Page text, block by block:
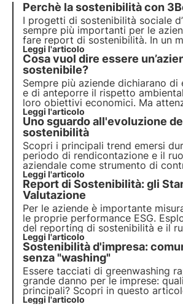
Perchè la sostenibilità con
I progetti di sostenibilità sociale
sempre più importanti per le
fare report di sostenibilità. In un
limitate e forti disuguaglianze,
attori che richiedono alle aziende
attivamente.
Leggi l'articolo
Cosa vuol dire essere
sostenibile?
Sempre più aziende dichiarano di
e di anteporre il rispetto
loro obiettivi economici. Ma
tutto oro quel che luccica. Serve
qualchesaltuaria azione “green”e
comunicazione efficace per
sostenibile.
Leggi l'articolo
Uno sguardo all'evoluzione
sostenibilità
Scopri i principali trend emersi
periodo di rendicontazione e il
aziendale come strumento di
Approfondisci il tema consultando
white paperdi 3Bee.
Leggi l'articolo
Report di Sostenibilità: gli
Valutazione
Per le aziende è importante
le proprie performance ESG.
del reporting di sostenibilità e il
standard nel raggiungimento della
Scopri l'approccio di 3Bee e
allineano agli obiettivi globali di
Leggi l'articolo
Sostenibilità d'impresa:
senza "washing"
Essere tacciati di greenwashing
grande danno per le imprese:
principali? Scopri in questo
comunicare efficacemente il tuo
Leggi l'articolo